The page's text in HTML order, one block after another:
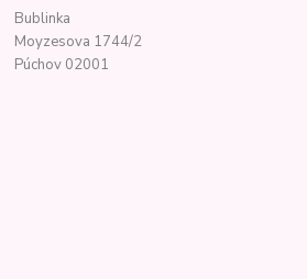
Bublinka
Moyzesova 1744/2
Púchov 02001